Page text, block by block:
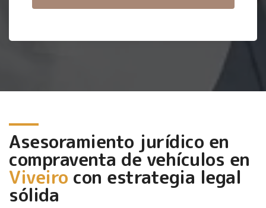
Asesoramiento jurídico en
compraventa de vehículos en
Viveiro con estrategia legal
sólida